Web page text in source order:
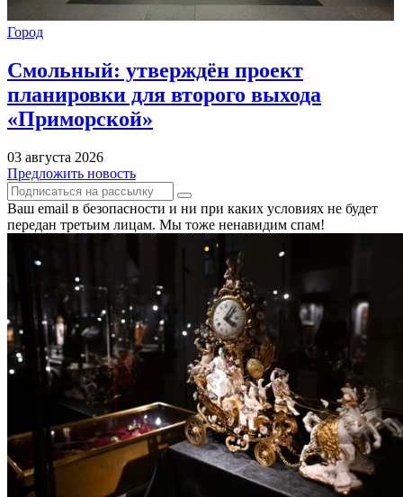
Город
Смольный: утверждён проект
планировки для второго выхода
«Приморской»
03 августа 2026
Предложить новость
Ваш email в безопасности и ни при каких условиях не будет
передан третьим лицам. Мы тоже ненавидим спам!